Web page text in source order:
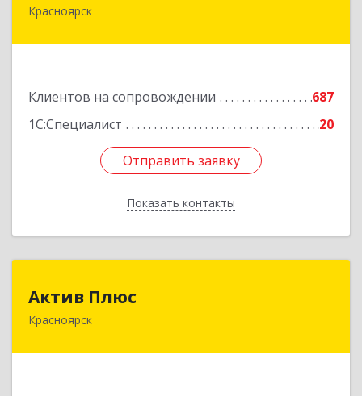
Красноярск
Клиентов на сопровождении
687
1С:Специалист
20
Отправить заявку
Показать контакты
660077, Красноярский край, Красноярск г,
Отправить заявку
Назад
Актив Плюс
Красноярск660017, Красноярский край, Красноярск г,